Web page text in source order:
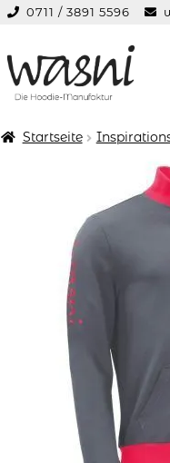
0711 / 3891 5596
Zur
springen
Zum
springen
Startseite